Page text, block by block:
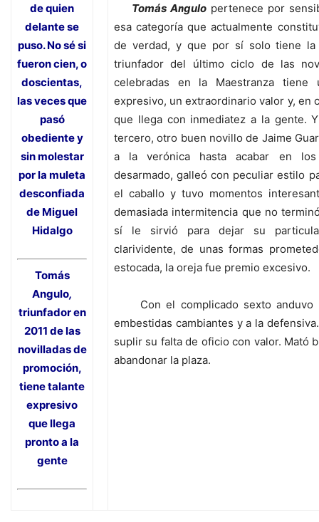
de quien
delante se
puso. No sé si
fueron cien, o
doscientas,
las veces que
pasó
obediente y
sin molestar
por la muleta
desconfiada
de Miguel
Hidalgo
Tomás
Angulo,
triunfador en
2011 de las
novilladas de
promoción,
tiene talante
expresivo
que llega
pronto a la
gente
Tomás Angulo pertenece por
esa categoría que actualmente
de verdad, y que por sí solo tiene la
triunfador del último ciclo de las
celebradas en la Maestranza tiene
expresivo, un extraordinario valor y, en
que llega con inmediatez a la gente.
tercero, otro buen novillo de Jaime
a la verónica hasta acabar en
desarmado, galleó con peculiar estilo
el caballo y tuvo momentos
demasiada intermitencia que no
sí le sirvió para dejar su
clarividente, de unas formas
estocada, la oreja fue premio excesivo.
Con el complicado sexto anduvo
embestidas cambiantes y a la
suplir su falta de oficio con valor. Mató
abandonar la plaza.